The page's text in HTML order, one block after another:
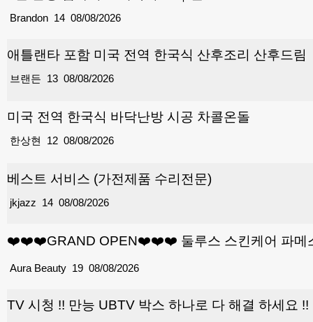
14
Brandon 08/08/2026
애틀랜타 포함 미국 전역 한국식 산후조리 산후드림
13
브랜든 08/08/2026
미국 전역 한국식 바닥난방 시공 차콜온돌
12
한상현 08/08/2026
베스트 서비스 (가전제품 수리전문)
14
jkjazz 08/08/2026
❤️❤️❤️GRAND OPEN❤️❤️❤️ 둘루스 스킨케어 파메스
19
Aura Beauty 08/08/2026
TV 시청 !! 만능 UBTV 박스 하나로 다 해결 하세요 !!